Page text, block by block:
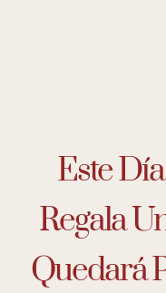
Este
Regala
Quedará